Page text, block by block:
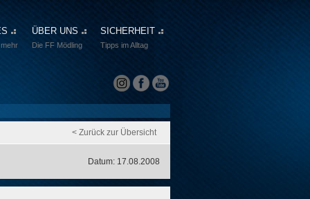
ÜBER UNS
Die FF Mödling
SICHERHEIT
Tipps im Alltag
< Zurück zur Übersicht
Datum: 17.08.2008